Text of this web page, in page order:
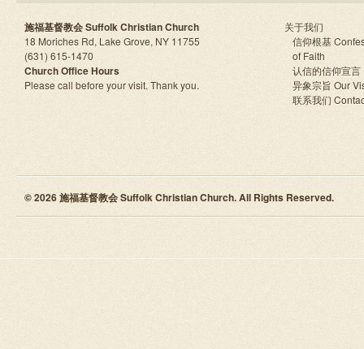
施福基督教会 Suffolk Christian Church
18 Moriches Rd, Lake Grove, NY 11755
(631) 615-1470
Church Office Hours
Please call before your visit. Thank you.
关于我们
信仰根基
of Faith
认信的信仰宣言
异象宗旨 Our
联系我们
© 2026 施福基督教会 Suffolk Christian Church. All Rights Reserved.